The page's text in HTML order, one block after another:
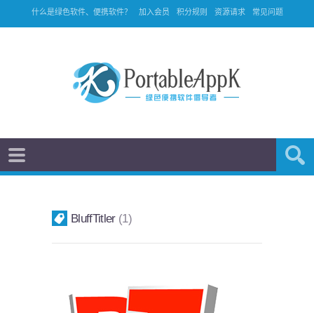
什么是绿色软件、便携软件？ 加入会员 积分规则 资源请求 常见问题
BluffTitler 1